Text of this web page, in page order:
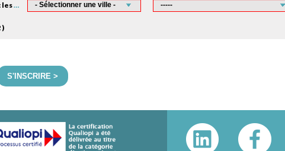
Parcours certifiant : Profession Assistant(e) : les nouvelles compétences ( module 1 )
)
S'INSCRIRE >